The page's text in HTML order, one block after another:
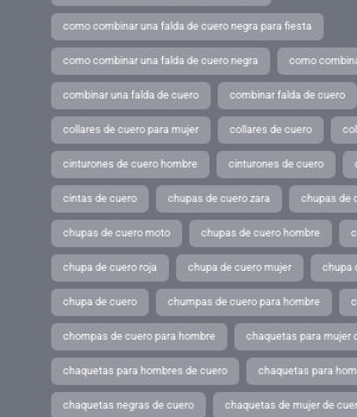
como combinar una falda de cuero negra para fiesta
como combinar una falda de cuero negra como
combinar una falda de cuero combinar falda de cuero
collares de cuero para mujer collares de cuero
cinturones de cuero hombre cinturones de cuero
cintas de cuero chupas de cuero zara chupas de
chupas de cuero moto chupas de cuero hombre
chupa de cuero roja chupa de cuero mujer chupa
chupa de cuero chumpas de cuero para hombre
chompas de cuero para hombre chaquetas para mujer
chaquetas para hombres de cuero chaquetas para
chaquetas negras de cuero chaquetas de mujer de